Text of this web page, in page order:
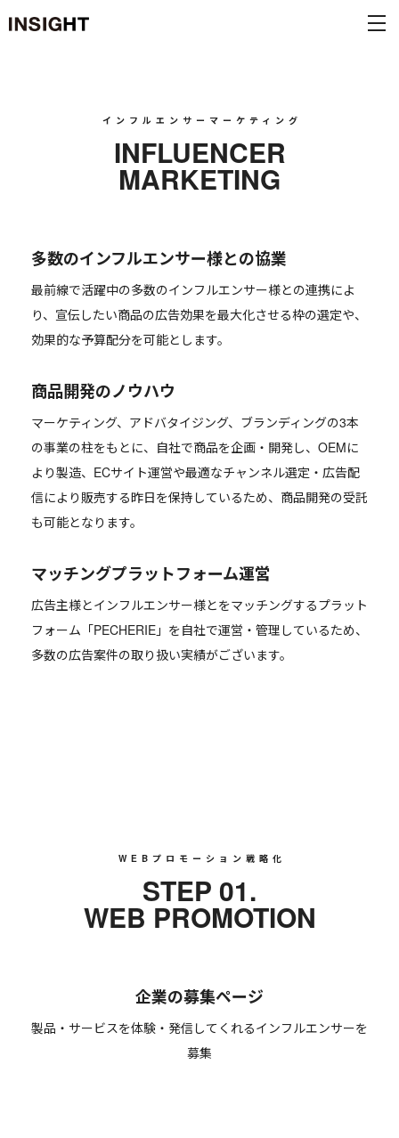
インフルエンサーマーケティング
INFLUENCER
MARKETING
多数のインフルエンサー様との協業
最前線で活躍中の多数のインフルエンサー様との連携によ
り、宣伝したい商品の広告効果を最大化させる枠の選定や、
効果的な予算配分を可能とします。
商品開発のノウハウ
マーケティング、アドバタイジング、ブランディングの3本
の事業の柱をもとに、自社で商品を企画・開発し、OEMに
より製造、ECサイト運営や最適なチャンネル選定・広告配
信により販売する昨日を保持しているため、商品開発の受託
も可能となります。
マッチングプラットフォーム運営
広告主様とインフルエンサー様とをマッチングするプラット
フォーム「PECHERIE」を自社で運営・管理しているため、
多数の広告案件の取り扱い実績がございます。
WEBプロモーション戦略化
STEP 01.
WEB PROMOTION
企業の募集ページ
製品・サービスを体験・発信してくれるインフルエンサーを
募集